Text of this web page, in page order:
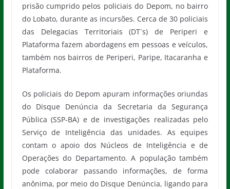
prisão cumprido pelos policiais do Depom, no bairro
do Lobato, durante as incursões. Cerca de 30 policiais
das Delegacias Territoriais (DT´s) de Periperi e
Plataforma fazem abordagens em pessoas e veículos,
também nos bairros de Periperi, Paripe, Itacaranha e
Plataforma.
Os policiais do Depom apuram informações oriundas
do Disque Denúncia da Secretaria da Segurança
Pública (SSP-BA) e de investigações realizadas pelo
Serviço de Inteligência das unidades. As equipes
contam o apoio dos Núcleos de Inteligência e de
Operações do Departamento. A população também
pode colaborar passando informações, de forma
anônima, por meio do Disque Denúncia, ligando para